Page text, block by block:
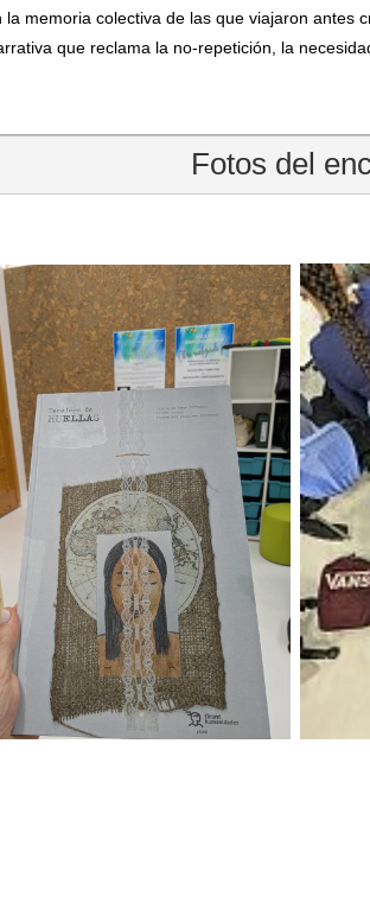
memoria colectiva de las que viajaron
que reclama la no-repetición, la
Fotos del